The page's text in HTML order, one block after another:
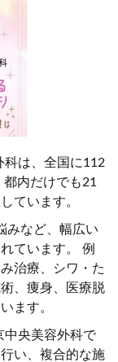
科は、全国に112
内だけでも21
ています。
みなど、幅広い
ています。 例
治療、シワ・た
、痩身、医療脱
ます。
中央美容外科で
い、複合的な施